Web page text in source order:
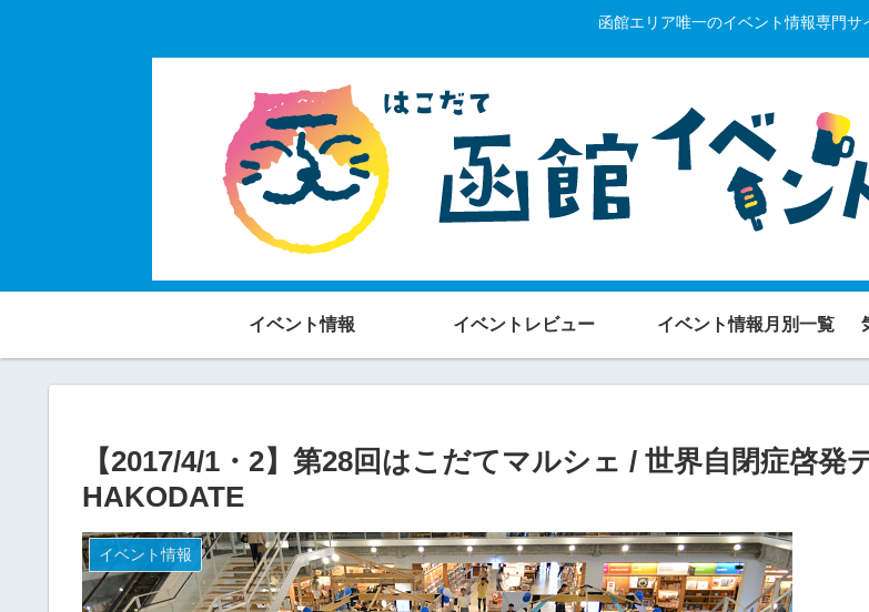
函館エリア唯一のイベント情報専門サ
イベント情報 イベントレビュー イベント情報月別一覧
【2017/4/1・2】第28回はこだてマルシェ / 世界自閉症啓発
HAKODATE
イベント情報